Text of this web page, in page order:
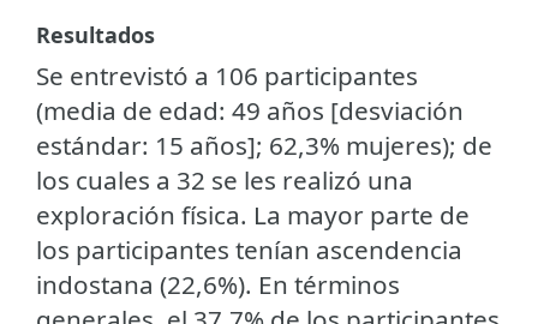
Resultados
Se entrevistó a 106 participantes
(media de edad: 49 años [desviación
estándar: 15 años]; 62,3% mujeres); de
los cuales a 32 se les realizó una
exploración física. La mayor parte de
los participantes tenían ascendencia
indostana (22,6%). En términos